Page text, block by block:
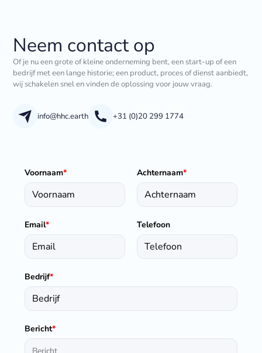
Neem contact op
Of je nu een grote of kleine onderneming bent, een start-up of een
bedrijf met een lange historie; een product, proces of dienst aanbiedt,
wij schakelen snel en vinden de oplossing voor jouw vraag.
info@hhc.earth +31 (0)20 299 1774
Voornaam* Achternaam*
Email* Telefoon
Bedrijf*
Bericht*